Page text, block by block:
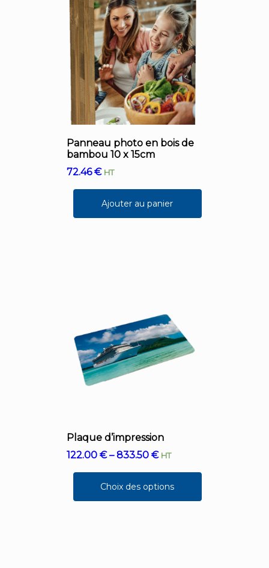
Panneau photo en bois de
bambou 10 x 15cm
72.46€ HT
Ajouter au panier
Plaque d’impression
122.00€–833.50€ HT
Choix des options